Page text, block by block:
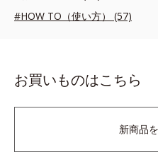
#HOW TO（使い方） (57)
お買いものはこちら
新商品